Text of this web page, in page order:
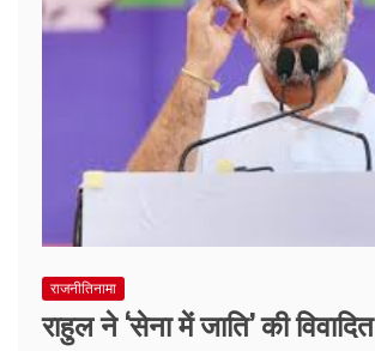
राजनीतिनामा
राहुल ने ‘सेना में जाति’ की